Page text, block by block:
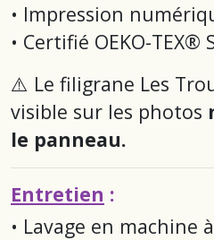
• Impression
• Certifié OEKO-TEX®
⚠️ Le filigrane Les
visible sur les photos
le panneau.
Entretien :
• Lavage en machine